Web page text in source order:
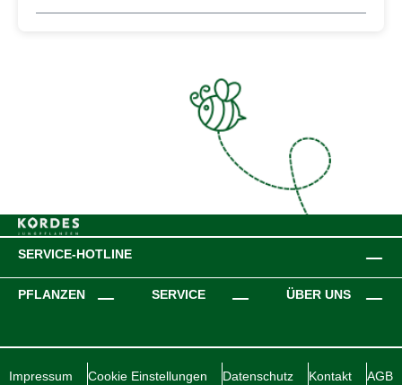
SERVICE-HOTLINE
PFLANZEN SERVICE ÜBER UNS
Impressum Cookie Einstellungen Datenschutz Kontakt AGB